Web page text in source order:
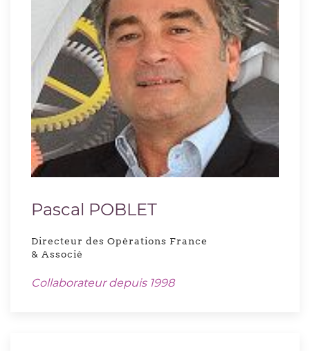
Pascal POBLET
Directeur des Opérations France
& Associé
Collaborateur depuis 1998